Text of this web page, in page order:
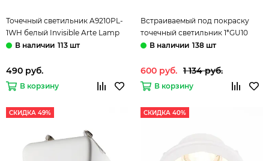
Точечный светильник A9210PL-
1WH белый Invisible Arte Lamp
113 шт
490 руб.
В корзину
Встраиваемый под покраску
точечный светильник 1*GU10
370980 белый Yeso Novotech
138 шт
600 руб. 1 134 руб.
В корзину
СКИДКА 49% СКИДКА 40%